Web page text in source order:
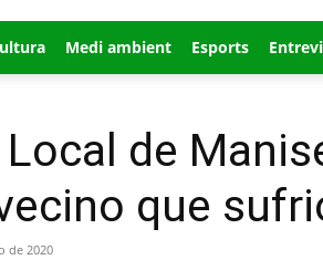
Medi ambient Esports
de
que
de 2020